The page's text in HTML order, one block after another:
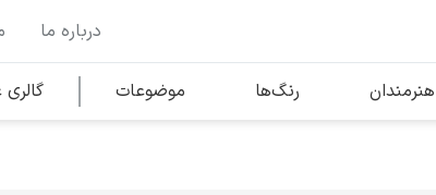
محبوب‌ترین هنرمندان
درباره ما
هنرمندان رنگ‌ها موضوعات